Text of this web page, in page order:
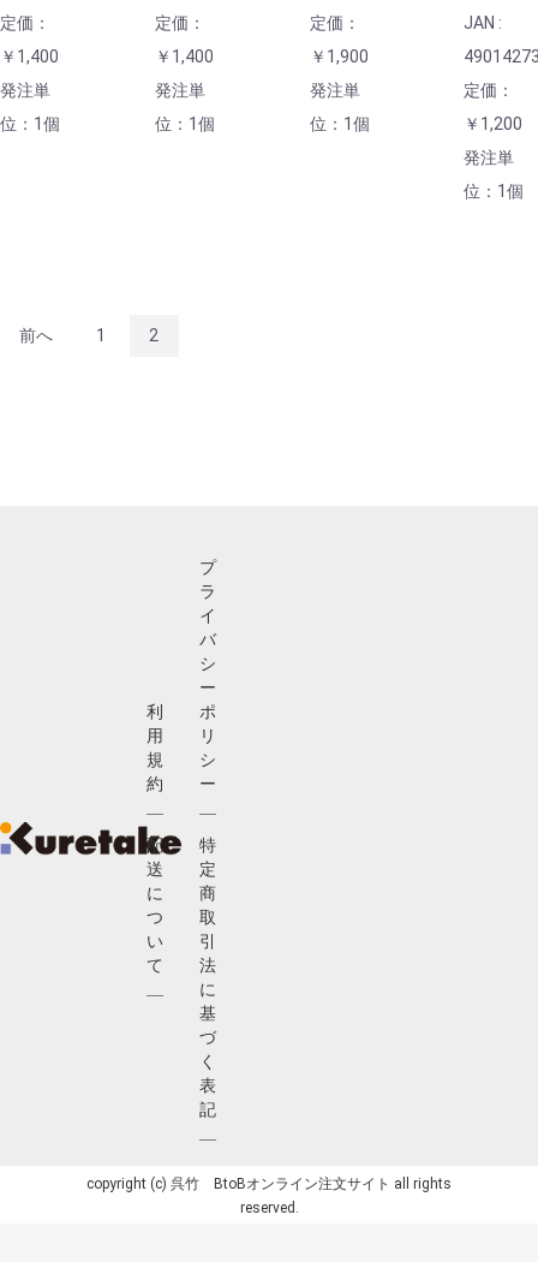
定価：
￥1,400
発注単
位：1個
定価：
￥1,400
発注単
位：1個
定価：
￥1,900
発注単
位：1個
JAN :
定価：
￥1,200
発注単
位：1個
前へ 1 2
利
用
規
約
配
送
に
つ
い
て
プ
ラ
イ
バ
シ
ー
ポ
リ
シ
ー
特
定
商
取
引
法
に
基
づ
く
表
記
copyright (c) 呉竹 BtoBオンライン注文サイト all rights
reserved.